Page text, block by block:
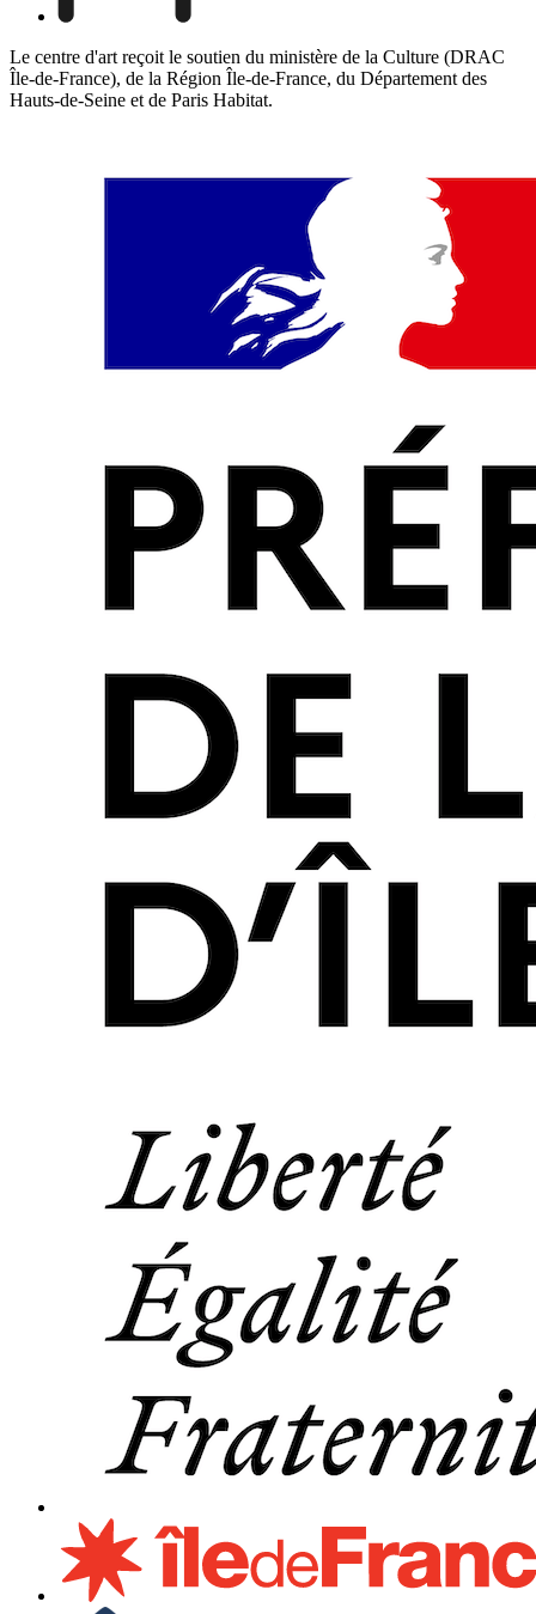
Le centre d'art reçoit le soutien du ministère de la Culture (DRAC
Île-de-France), de la Région Île-de-France, du Département des
Hauts-de-Seine et de Paris Habitat.